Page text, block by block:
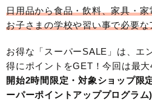
日用品から食品・飲料、家具・
お子さまの学校や習い事で必要
お得な「スーパーSALE」は、エ
得にポイントをGET！今回は最大
開始2時間限定・対象ショップ限
ーパーポイントアッププログラム)